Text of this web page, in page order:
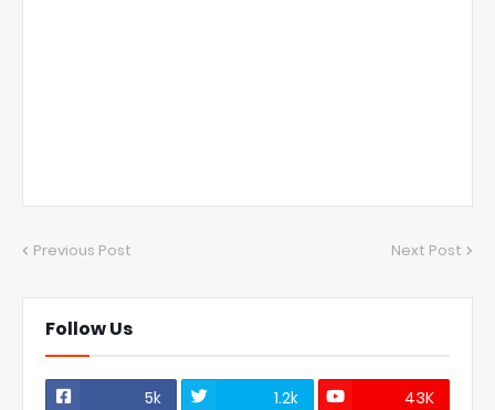
Previous Post Next Post
Follow Us
5k 1.2k
43K